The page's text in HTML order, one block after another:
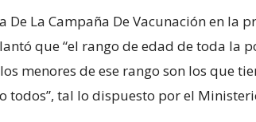
De La Campaña De Vacunación en la
que “el rango de edad de toda la
menores de ese rango son los que
todos”, tal lo dispuesto por el